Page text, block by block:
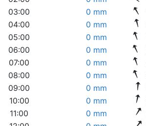
03:00
0 mm
04:00
0 mm
05:00
0 mm
06:00
0 mm
07:00
0 mm
08:00
0 mm
09:00
0 mm
10:00
0 mm
11:00
0 mm